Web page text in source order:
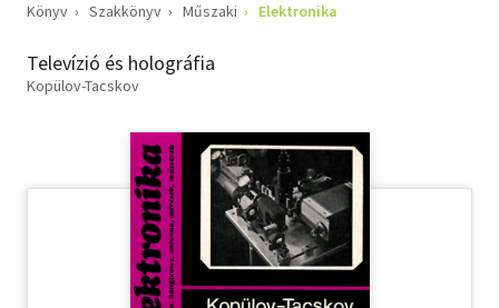
Életmód, egészség
Erotika
Hobbi, szabadidő
Könyv Szakkönyv Műszaki Elektronika
Televízió és holográfia
Kopülov-Tacskov